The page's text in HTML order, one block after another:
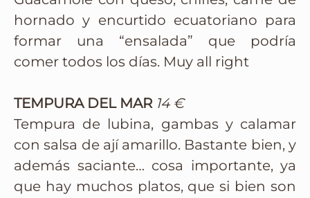
hornado y encurtido ecuatoriano para
formar una “ensalada” que podría
comer todos los días. Muy all right
TEMPURA DEL MAR 14 €
Tempura de lubina, gambas y calamar
con salsa de ají amarillo. Bastante bien, y
además saciante… cosa importante, ya
que hay muchos platos, que si bien son